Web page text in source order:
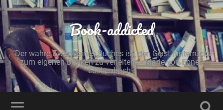
Book-addicted
"Der wahre Zweck eines Buches ist, den Geist hinterrücks
zum eigenen Denken zu verleiten." - Marie von Ebner-
Eschenbach -